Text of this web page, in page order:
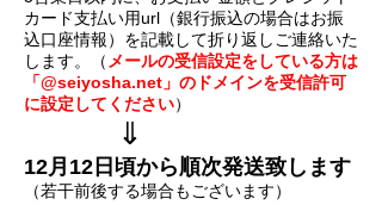
カード支払い用url（銀行振込の場合はお振
込口座情報）を記載して折り返しご連絡いた
します。（メールの受信設定をしている方は
「@seiyosha.net」のドメインを受信許可
に設定してください）
⇓
12月12日頃から順次発送致します
（若干前後する場合もございます）